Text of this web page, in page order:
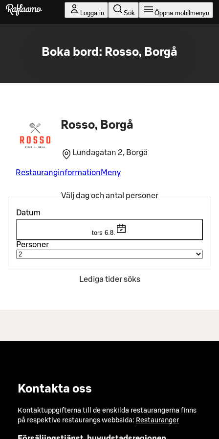
Gå till huvudinnehållet
Logga in Sök Öppna mobilmenyn
Boka bord: Rosso, Borgå
Rosso, Borgå
Lundagatan 2, Borgå
Restauranginformation Meny
Välj dag och antal personer
Datum
tors 6.8.
Personer
Lediga tider söks
Kontakta oss
Kontaktuppgifterna till de enskilda restaurangerna finns
på respektive restaurangs webbsida: Restauranger